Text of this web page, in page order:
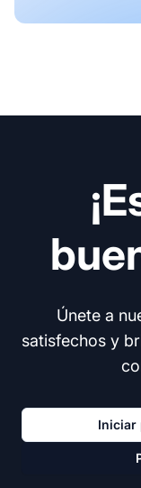
Únete a
satisfechos y
Iniciar